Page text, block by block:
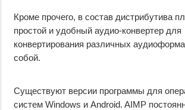
Кроме прочего, в состав дистрибутива
простой и удобный аудио-конвертер для
конвертирования различных
собой.
Существуют версии программы для
систем Windows и Android. AIMP